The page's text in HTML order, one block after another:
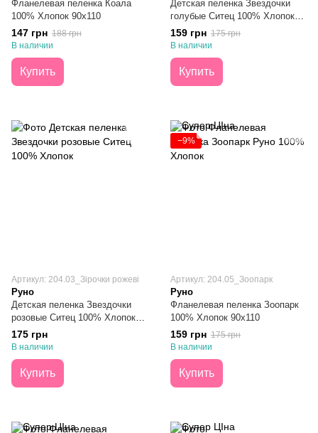
Фланелевая пеленка Коала
100% Хлопок 90х110
147 грн 188 грн
В наличии
Купить
Детская пеленка Звездочки
голубые Ситец 100% Хлопок
95х110
159 грн 175 грн
В наличии
Купить
Артикул: 204.03_Зірочки рожеві
Руно
Детская пеленка Звездочки
розовые Ситец 100% Хлопок
95х110
175 грн
В наличии
Купить
−9%
Артикул: 204.05_Зоопарк
Руно
Фланелевая пеленка Зоопарк
100% Хлопок 90х110
159 грн 175 грн
В наличии
Купить